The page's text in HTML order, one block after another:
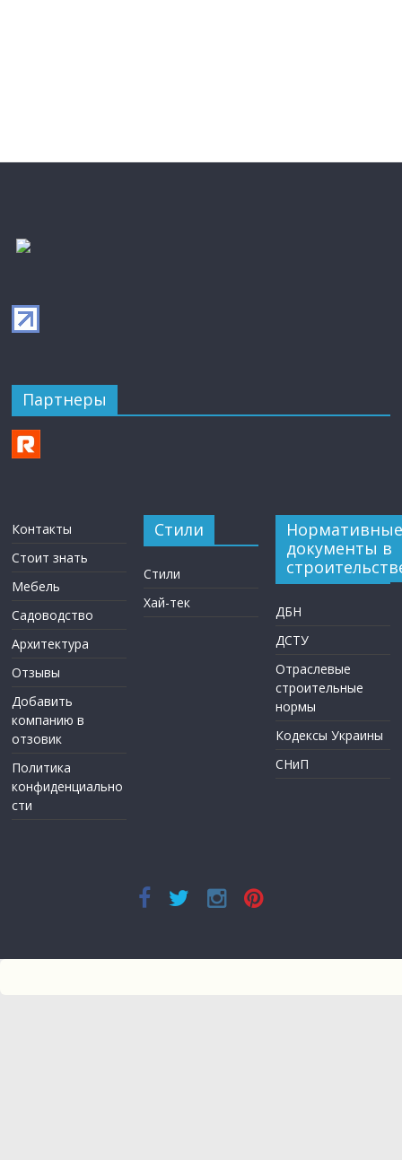
Партнеры
Контакты
Стоит знать
Мебель
Садоводство
Архитектура
Отзывы
Добавить
компанию в
отзовик
Политика
конфиденциально
сти
Стили
Стили
Хай-тек
Нормативные
документы в
ДБН
ДСТУ
Отраслевые
строительные
нормы
Кодексы Украины
СНиП